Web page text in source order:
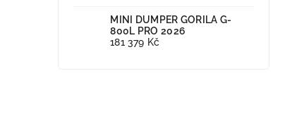
MINI DUMPER GORILA G-
800L PRO 2026
181 379 Kč